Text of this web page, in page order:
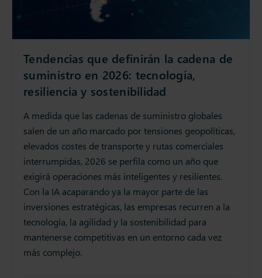
Tendencias que definirán la cadena de
suministro en 2026: tecnología,
resiliencia y sostenibilidad
A medida que las cadenas de suministro globales
salen de un año marcado por tensiones geopolíticas,
elevados costes de transporte y rutas comerciales
interrumpidas, 2026 se perfila como un año que
exigirá operaciones más inteligentes y resilientes.
Con la IA acaparando ya la mayor parte de las
inversiones estratégicas, las empresas recurren a la
tecnología, la agilidad y la sostenibilidad para
mantenerse competitivas en un entorno cada vez
más complejo.